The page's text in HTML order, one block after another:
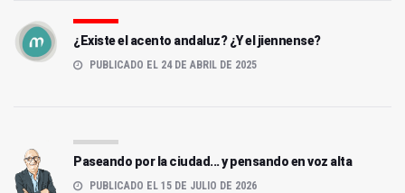
¿Existe el acento andaluz? ¿Y el jiennense?
PUBLICADO EL 24 DE ABRIL DE 2025
Paseando por la ciudad... y pensando en voz alta
PUBLICADO EL 15 DE JULIO DE 2026